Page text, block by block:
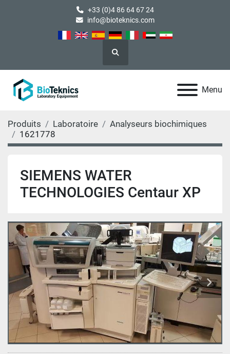
+33 (0)4 86 64 67 24
info@bioteknics.com
Rechercher
Menu
Produits Laboratoire
Analyseurs biochimiques
1621778
SIEMENS WATER
TECHNOLOGIES Centaur XP